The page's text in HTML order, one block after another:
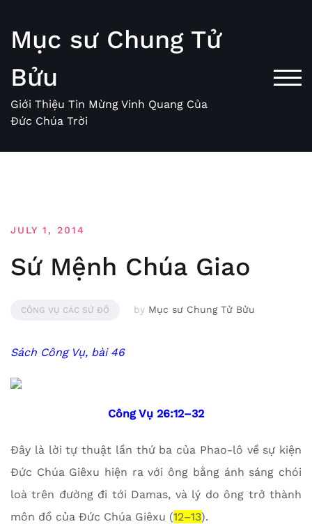
content
Mục sư Chung Tử
Bửu
Giới Thiệu Tin Mừng Vinh Quang Của
Đức Chúa Trời
JULY 1, 2014
Sứ Mệnh Chúa Giao
CÔNG VỤ CÁC SỨ ĐỒ by Mục sư Chung Tử Bửu
Sách Công Vụ, bài 46
Công Vụ 26:12–32
Đây là lời tự thuật lần thứ ba của Phao-lô về sự kiện
Đức Chúa Giêxu hiện ra với ông bằng ánh sáng chói
loà trên đường đi tới Damas, và lý do ông trở thành
môn đồ của Đức Chúa Giêxu (12–13).